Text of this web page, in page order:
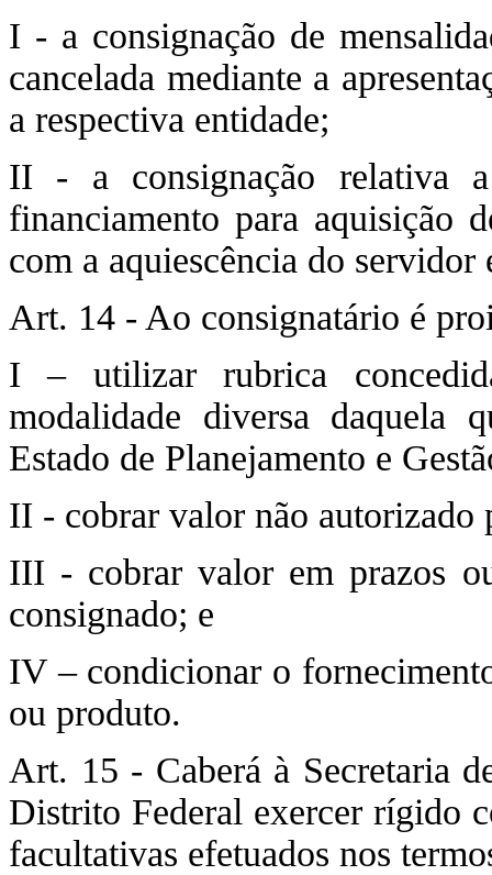
I - a consignação de
cancelada mediante a
a respectiva entidade;
II - a consignação relativa
financiamento para aquisição
com a aquiescência do servidor
Art. 14 - Ao consignatário é
I – utilizar rubrica
modalidade diversa daquela
Estado de Planejamento e
II - cobrar valor não autorizado
III - cobrar valor em prazos
consignado; e
IV – condicionar o
ou produto.
Art. 15 - Caberá à Secretaria
Distrito Federal exercer rígido
facultativas efetuados nos